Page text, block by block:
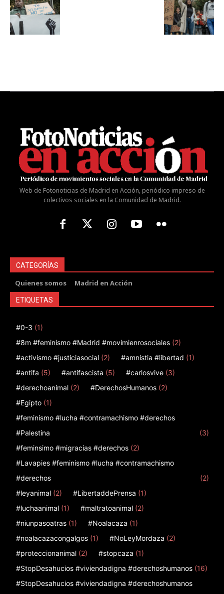
Web de Fotonoticias de Madrid en Acción, periódico impreso de
colectivos sociales en la Comunidad de Madrid.
CATEGORÍAS
Quienes somos Madrid en Acción
ETIQUETAS
#0-3 (1)
#8m #feminismo #Madrid #movimienrosociales (2)
#activismo #justiciasocial (2) #amnistia #libertad (1)
#antifa (5) #antifascista (5) #carlosvive (3)
#derechoanimal (2) #DerechosHumanos (2)
#Egipto (1)
#feminismo #lucha #contramachismo #derechos
#Palestina
(3)
#feminsimo #migracias #derechos (2)
#Lavapies #feminismo #lucha #contramachismo
#derechos
(2)
#leyanimal (2) #LibertaddePrensa (1)
#luchaanimal (1) #maltratoanimal (2)
#niunpasoatras (1) #Noalacaza (1)
#noalacazacongalgos (1) #NoLeyMordaza (2)
#proteccionanimal (2) #stopcaza (1)
#StopDesahucios #viviendadigna #derechoshumanos (16)
#StopDesahucios #viviendadigna #derechoshumanos